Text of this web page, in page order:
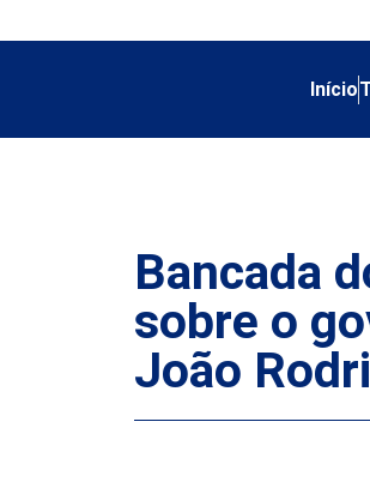
Início
Bancada
sobre o
João